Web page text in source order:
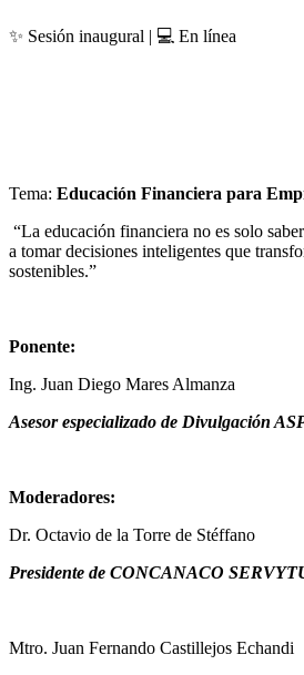
✨ Sesión inaugural | 💻 En línea
Tema: Educación Financiera para
“La educación financiera no es solo
a tomar decisiones inteligentes que
sostenibles.”
Ponente:
Ing. Juan Diego Mares Almanza
Asesor especializado de Divulgación
Moderadores:
Dr. Octavio de la Torre de Stéffano
Presidente de CONCANACO
Mtro. Juan Fernando Castillejos Echandi